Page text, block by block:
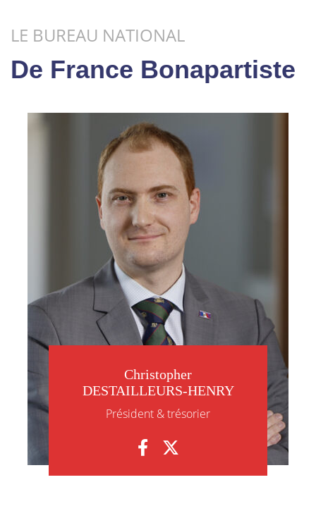
LE BUREAU NATIONAL
De France Bonapartiste
Christopher
DESTAILLEURS-HENRY
Président & trésorier